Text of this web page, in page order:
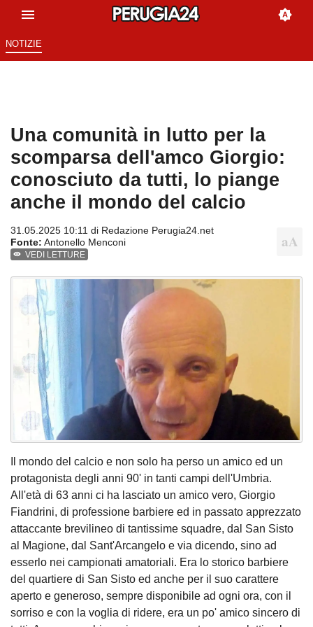
NOTIZIE
Una comunità in lutto per la
scomparsa dell'amco Giorgio:
conosciuto da tutti, lo piange
anche il mondo del calcio
31.05.2025 10:11 di Redazione Perugia24.net
Fonte: Antonello Menconi
VEDI LETTURE
Il mondo del calcio e non solo ha perso un amico ed un
protagonista degli anni 90' in tanti campi dell'Umbria.
All'età di 63 anni ci ha lasciato un amico vero, Giorgio
Fiandrini, di professione barbiere ed in passato apprezzato
attaccante brevilineo di tantissime squadre, dal San Sisto
al Magione, dal Sant'Arcangelo e via dicendo, sino ad
esserlo nei campionati amatoriali. Era lo storico barbiere
del quartiere di San Sisto ed anche per il suo carattere
aperto e generoso, sempre disponibile ad ogni ora, con il
sorriso e con la voglia di ridere, era un po' amico sincero di